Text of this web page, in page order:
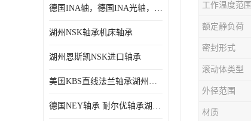
德国INA进口轴承
德国INA轴，德国INA光轴，德国依纳光轴
湖州NSK轴承机床轴承
湖州恩斯凯NSK进口轴承
美国KBS直线法兰轴承湖州KBS轴承
德国NEY轴承 耐尔优轴承湖州代理商
工作温度范围
额定静负荷
密封形式
滚动体类型
外径范围
材质